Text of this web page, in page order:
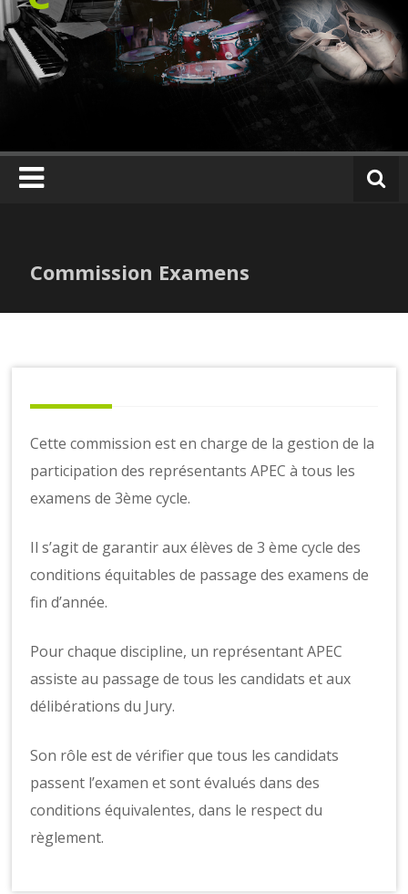
Skip
to
content
Commission Examens
Cette commission est en charge de la gestion de la
participation des représentants APEC à tous les
examens de 3ème cycle.
Il s’agit de garantir aux élèves de 3 ème cycle des
conditions équitables de passage des examens de
fin d’année.
Pour chaque discipline, un représentant APEC
assiste au passage de tous les candidats et aux
délibérations du Jury.
Son rôle est de vérifier que tous les candidats
passent l’examen et sont évalués dans des
conditions équivalentes, dans le respect du
règlement.